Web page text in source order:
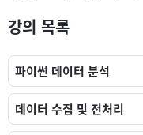
강의 목록
파이썬 데이터 분석
데이터 수집 및 전처리